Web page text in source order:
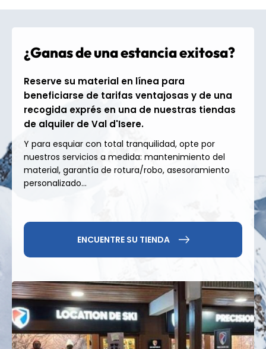
auténtico paraíso para los amantes de los deportes
de nieve.
Principiantes:aprovecha las zonas de
aprendizaje seguras y las pistas verdes y azules
ideales para progresar sin problemas;
Esquiadores confirmados:
legendaria Face de Bellevarde, descubre
desafiantes pistas negras y explora zonas
seguras fuera de pista para descargar
adrenalina;
Amantes del freestyle:
Aventureros:probad el esquí de travesía,
experimentad el freeride guiado o atreveos con
Todo esto en un entorno espectacular, con vistas
espectaculares a los picos de la sierra de la Vanoise.
¡Cada día se convierte en una nueva aventura y
una oportunidad para disfrutar de diversas
actividades!
¿Ganas de una estancia exitosa?
Reserve su material en línea para
beneficiarse de tarifas ventajosas y de una
recogida exprés en una de nuestras tiendas
de alquiler de Val d'Isere.
Y para esquiar con total tranquilidad, opte por
nuestros servicios a medida: mantenimiento del
material, garantía de rotura/robo, asesoramiento
personalizado...
ENCUENTRE SU TIENDA